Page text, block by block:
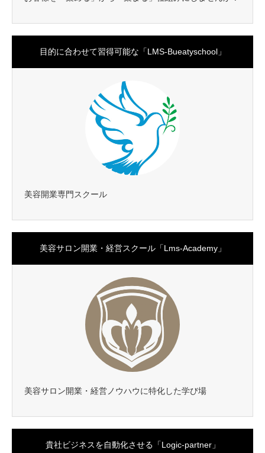
目的に合わせて習得可能な「LMS-Bueatyschool」
美容開業専門スクール
美容サロン開業・経営スクール「Lms-Academy」
美容サロン開業・経営ノウハウに特化した学び場
貴社ビジネスを自動化させる「Logic-partner」